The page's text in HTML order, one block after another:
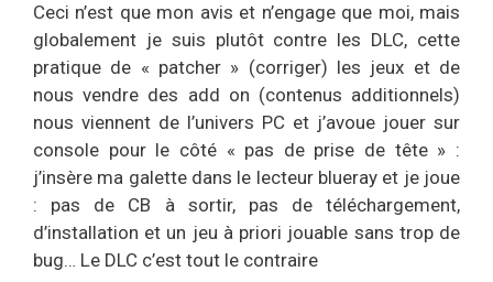
Ceci n’est que mon avis et n’engage que moi, mais
globalement je suis plutôt contre les DLC, cette
pratique de « patcher » (corriger) les jeux et de
nous vendre des add on (contenus additionnels)
nous viennent de l’univers PC et j’avoue jouer sur
console pour le côté « pas de prise de tête » :
j’insère ma galette dans le lecteur blueray et je joue
: pas de CB à sortir, pas de téléchargement,
d’installation et un jeu à priori jouable sans trop de
bug… Le DLC c’est tout le contraire